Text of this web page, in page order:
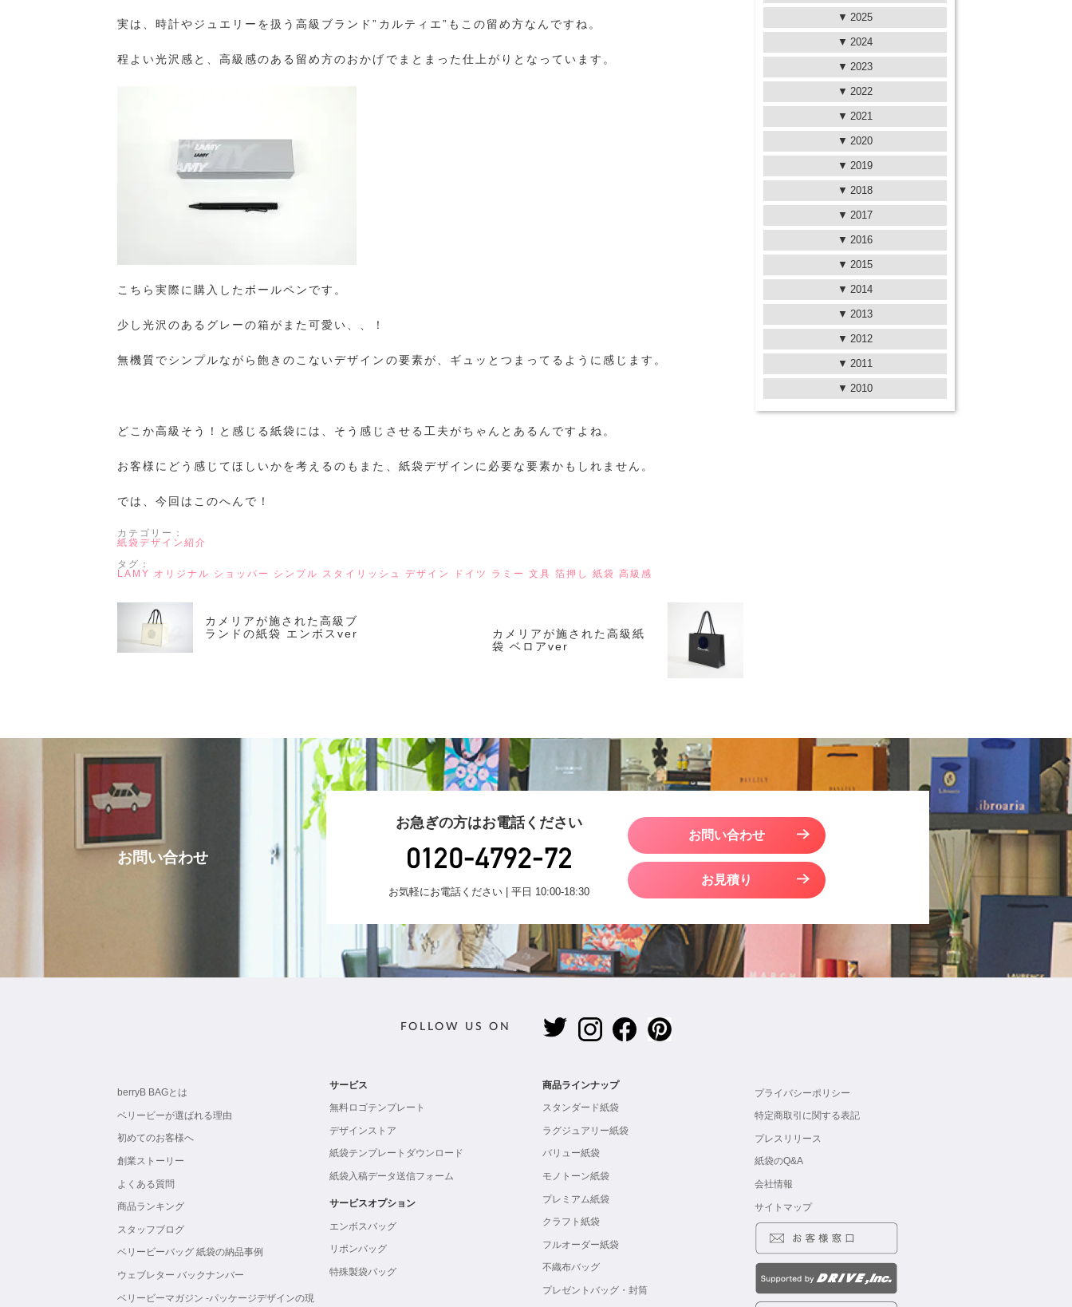
実は、時計やジュエリーを扱う高級ブランド”カルティエ”もこの留め方なんですね。
程よい光沢感と、高級感のある留め方のおかげでまとまった仕上がりとなっています。
こちら実際に購入したボールペンです。
少し光沢のあるグレーの箱がまた可愛い、、！
無機質でシンプルながら飽きのこないデザインの要素が、ギュッとつまってるように感じます。
どこか高級そう！と感じる紙袋には、そう感じさせる工夫がちゃんとあるんですよね。
お客様にどう感じてほしいかを考えるのもまた、紙袋デザインに必要な要素かもしれません。
では、今回はこのへんで！
カテゴリー：
紙袋デザイン紹介
タグ：
LAMY オリジナル ショッパー シンプル スタイリッシュ デザイン ドイツ ラミー 文具 箔押し 紙袋 高級感
カメリアが施された高級ブ
ランドの紙袋 エンボスver
カメリアが施された高級紙
袋 ベロアver
2025
2024
2023
2022
2021
2020
2019
2018
2017
2016
2015
2014
2013
2012
2011
2010
お問い合わせ
お急ぎの方はお電話ください
お気軽にお電話ください | 平日 10:00-18:30
お問い合わせ
お見積り
FOLLOW US ON
berryB BAGとは
ベリービーが選ばれる理由
初めてのお客様へ
創業ストーリー
よくある質問
商品ランキング
スタッフブログ
ベリービーバッグ 紙袋の納品事例
ウェブレター バックナンバー
ベリービーマガジン -パッケージデザインの現
サービス
無料ロゴテンプレート
デザインストア
紙袋テンプレートダウンロード
紙袋入稿データ送信フォーム
サービスオプション
エンボスバッグ
リボンバッグ
特殊製袋バッグ
商品ラインナップ
スタンダード紙袋
ラグジュアリー紙袋
バリュー紙袋
モノトーン紙袋
プレミアム紙袋
クラフト紙袋
フルオーダー紙袋
不織布バッグ
プレゼントバッグ・封筒
プライバシーポリシー
特定商取引に関する表記
プレスリリース
紙袋のQ&A
会社情報
サイトマップ